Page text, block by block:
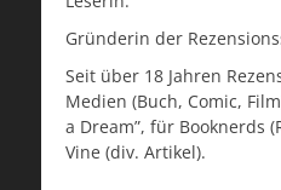
Gründerin der
Seit über 18 Jahren
Medien (Buch, Comic,
a Dream”, für Booknerds
Vine (div. Artikel).